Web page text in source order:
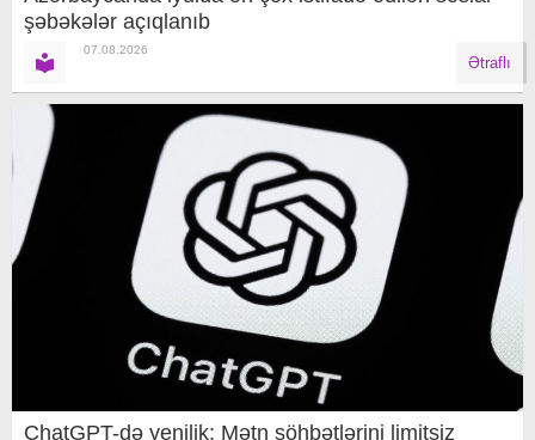
şəbəkələr açıqlanıb
07.08.2026
Ətraflı
ChatGPT-də yenilik: Mətn söhbətlərini limitsiz